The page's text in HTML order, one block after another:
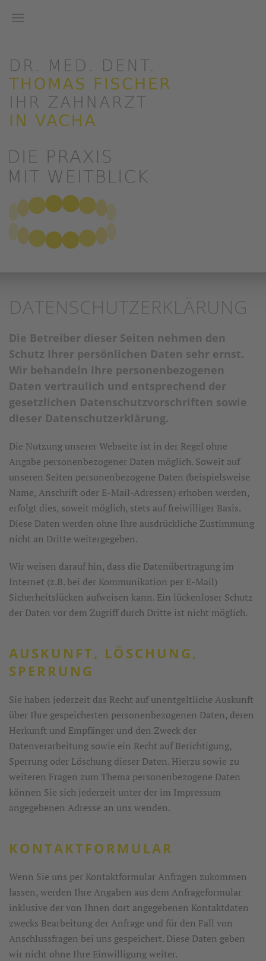
DATENSCHUTZERKLÄRUNG
Die Betreiber dieser Seiten nehmen den
Schutz Ihrer persönlichen Daten sehr ernst.
Wir behandeln Ihre personenbezogenen
Daten vertraulich und entsprechend der
gesetzlichen Datenschutzvorschriften sowie
dieser Datenschutzerklärung.
Die Nutzung unserer Webseite ist in der Regel ohne
Angabe personenbezogener Daten möglich. Soweit auf
unseren Seiten personenbezogene Daten (beispielsweise
Name, Anschrift oder E-Mail-Adressen) erhoben werden,
erfolgt dies, soweit möglich, stets auf freiwilliger Basis.
Diese Daten werden ohne Ihre ausdrückliche Zustimmung
nicht an Dritte weitergegeben.
Wir weisen darauf hin, dass die Datenübertragung im
Internet (z.B. bei der Kommunikation per E-Mail)
Sicherheitslücken aufweisen kann. Ein lückenloser Schutz
der Daten vor dem Zugriff durch Dritte ist nicht möglich.
AUSKUNFT, LÖSCHUNG,
SPERRUNG
Sie haben jederzeit das Recht auf unentgeltliche Auskunft
über Ihre gespeicherten personenbezogenen Daten, deren
Herkunft und Empfänger und den Zweck der
Datenverarbeitung sowie ein Recht auf Berichtigung,
Sperrung oder Löschung dieser Daten. Hierzu sowie zu
weiteren Fragen zum Thema personenbezogene Daten
können Sie sich jederzeit unter der im Impressum
angegebenen Adresse an uns wenden.
KONTAKTFORMULAR
Wenn Sie uns per Kontaktformular Anfragen zukommen
lassen, werden Ihre Angaben aus dem Anfrageformular
inklusive der von Ihnen dort angegebenen Kontaktdaten
zwecks Bearbeitung der Anfrage und für den Fall von
Anschlussfragen bei uns gespeichert. Diese Daten geben
wir nicht ohne Ihre Einwilligung weiter.